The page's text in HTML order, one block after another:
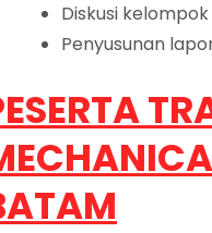
Diskusi
Penyusunan